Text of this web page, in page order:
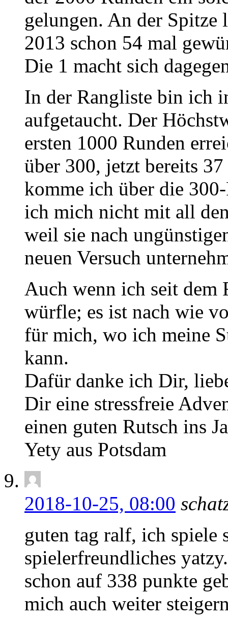
gelungen. An der Spitze
2013 schon 54 mal
Die 1 macht sich
In der Rangliste bin ich
aufgetaucht. Der
ersten 1000 Runden
über 300, jetzt bereits
komme ich über die
ich mich nicht mit all
weil sie nach
neuen Versuch
Auch wenn ich seit dem
würfle; es ist nach wie
für mich, wo ich meine
kann.
Dafür danke ich Dir,
Dir eine stressfreie
einen guten Rutsch ins
Yety aus Potsdam
2018-10-25, 08:00
guten tag ralf, ich spiele
spielerfreundliches
schon auf 338 punkte
mich auch weiter